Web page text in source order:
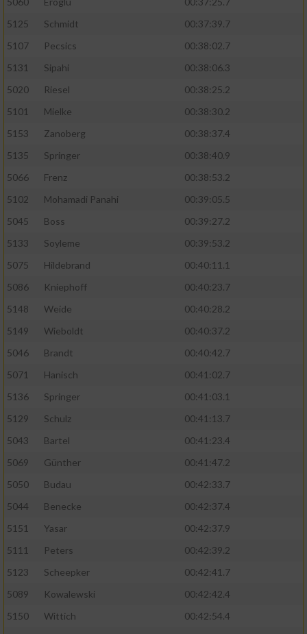
5125
Schmidt
00:37:39.7
5107
Pecsics
00:38:02.7
5131
Sipahi
00:38:06.3
5020
Riesel
00:38:25.2
5101
Mielke
00:38:30.2
5153
Zanoberg
00:38:37.4
5135
Springer
00:38:40.9
5066
Frenz
00:38:53.2
5102
Mohamadi Panahi
00:39:05.5
5045
Boss
00:39:27.2
5133
Soyleme
00:39:53.2
5075
Hildebrand
00:40:11.1
5086
Kniephoff
00:40:23.7
5148
Weide
00:40:28.2
5149
Wieboldt
00:40:37.2
5046
Brandt
00:40:42.7
5071
Hanisch
00:41:02.7
5136
Springer
00:41:03.1
5129
Schulz
00:41:13.7
5043
Bartel
00:41:23.4
5069
Günther
00:41:47.2
5050
Budau
00:42:33.7
5044
Benecke
00:42:37.4
5151
Yasar
00:42:37.9
5111
Peters
00:42:39.2
5123
Scheepker
00:42:41.7
5089
Kowalewski
00:42:42.4
5150
Wittich
00:42:54.4